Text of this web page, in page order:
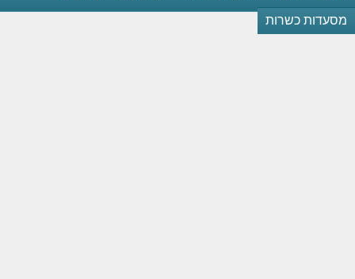
מסעדות כשרות